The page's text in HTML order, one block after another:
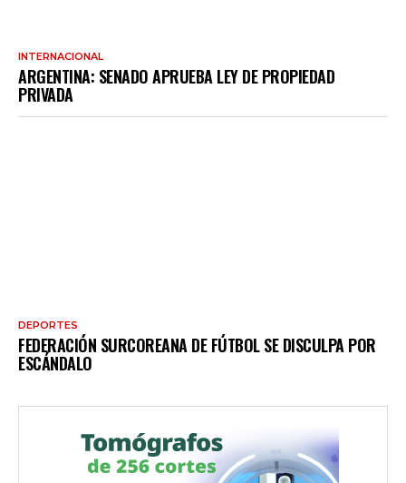
INTERNACIONAL
ARGENTINA: SENADO APRUEBA LEY DE PROPIEDAD
PRIVADA
DEPORTES
FEDERACIÓN SURCOREANA DE FÚTBOL SE DISCULPA POR
ESCÁNDALO